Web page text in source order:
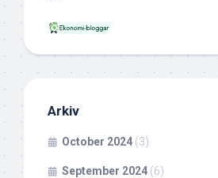
Arkiv
October 2024 (3)
September 2024 (6)